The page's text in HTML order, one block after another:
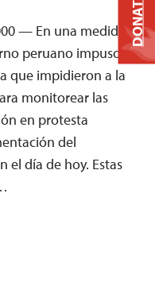
— En una medida
peruano impuso
que impidieron a la
monitorear las
en protesta
del
el día de hoy. Estas
DONATE